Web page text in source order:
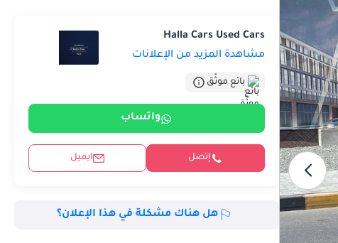
Halla Cars Used Cars
مشاهدة المزيد من الإعلانات
بائع موثّق
واتساب
إتصل ايميل
هل هناك مشكلة في هذا الإعلان؟